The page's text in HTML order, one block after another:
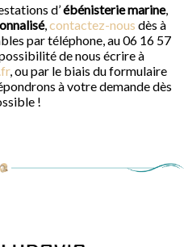
d’ébénisterie marine,
,contactez-nous dès à
par téléphone, au 06 16 57
de nous écrire à
, ou par le biais du formulaire
à votre demande dès
!